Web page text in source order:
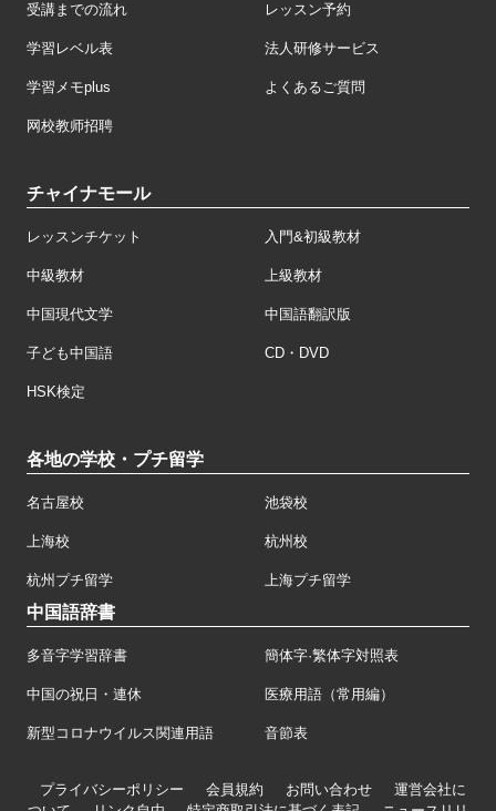
受講までの流れ レッスン予約
学習レベル表 法人研修サービス
学習メモplus よくあるご質問
网校教师招聘
チャイナモール
レッスンチケット 入門&初級教材
中級教材 上級教材
中国現代文学 中国語翻訳版
子ども中国語 CD・DVD
HSK検定
各地の学校・プチ留学
名古屋校 池袋校
上海校 杭州校
杭州プチ留学 上海プチ留学
中国語辞書
多音字学習辞書 簡体字·繁体字対照表
中国の祝日・連休 医療用語（常用編）
新型コロナウイルス関連用語 音節表
プライバシーポリシー 会員規約 お問い合わせ
運営会社に